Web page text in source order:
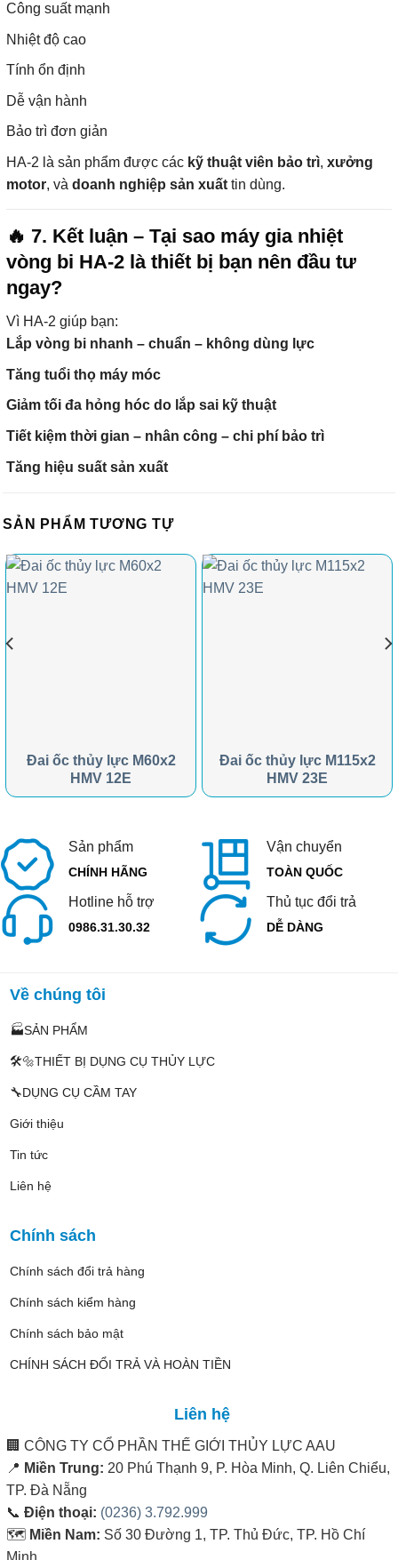
Công suất mạnh
Nhiệt độ cao
Tính ổn định
Dễ vận hành
Bảo trì đơn giản
HA-2 là sản phẩm được các kỹ thuật viên bảo trì, xưởng
motor, và doanh nghiệp sản xuất tin dùng.
🔥 7. Kết luận – Tại sao máy gia nhiệt
vòng bi HA-2 là thiết bị bạn nên đầu tư
ngay?
Vì HA-2 giúp bạn:
Lắp vòng bi nhanh – chuẩn – không dùng lực
Tăng tuổi thọ máy móc
Giảm tối đa hỏng hóc do lắp sai kỹ thuật
Tiết kiệm thời gian – nhân công – chi phí bảo trì
Tăng hiệu suất sản xuất
SẢN PHẨM TƯƠNG TỰ
Đai ốc thủy lực M60x2
HMV 12E
Đai ốc thủy lực M115x2
HMV 23E
Sản phẩm
CHÍNH HÃNG
Vận chuyển
TOÀN QUỐC
Hotline hỗ trợ
0986.31.30.32
Thủ tục đổi trả
DỄ DÀNG
Về chúng tôi
🏭SẢN PHẨM
🛠️🔩THIẾT BỊ DỤNG CỤ THỦY LỰC
🔧DỤNG CỤ CẦM TAY
Giới thiệu
Tin tức
Liên hệ
Chính sách
Chính sách đổi trả hàng
Chính sách kiểm hàng
Chính sách bảo mật
CHÍNH SÁCH ĐỔI TRẢ VÀ HOÀN TIỀN
Liên hệ
🏢 CÔNG TY CỔ PHẦN THẾ GIỚI THỦY LỰC AAU
📍 Miền Trung: 20 Phú Thạnh 9, P. Hòa Minh, Q. Liên Chiểu,
TP. Đà Nẵng
📞 Điện thoại: (0236) 3.792.999
🗺️ Miền Nam: Số 30 Đường 1, TP. Thủ Đức, TP. Hồ Chí
Minh